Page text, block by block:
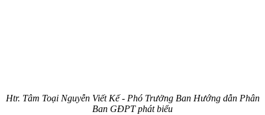
Htr. Tâm Toại Nguyễn Viết Kế - Phó Trưởng Ban Hướng dẫn Phân
Ban GĐPT phát biểu